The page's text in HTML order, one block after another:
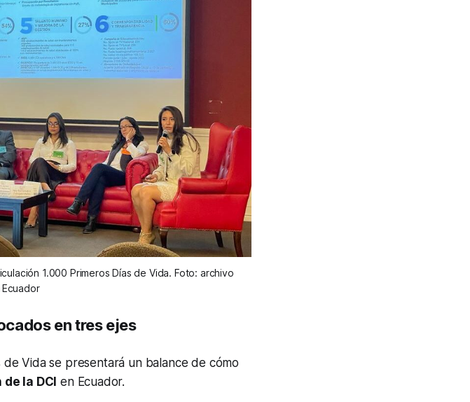
1.000 Primeros Días de Vida. Foto: archivo
en tres ejes
de Vida se presentará un balance de cómo
la DCI en Ecuador.